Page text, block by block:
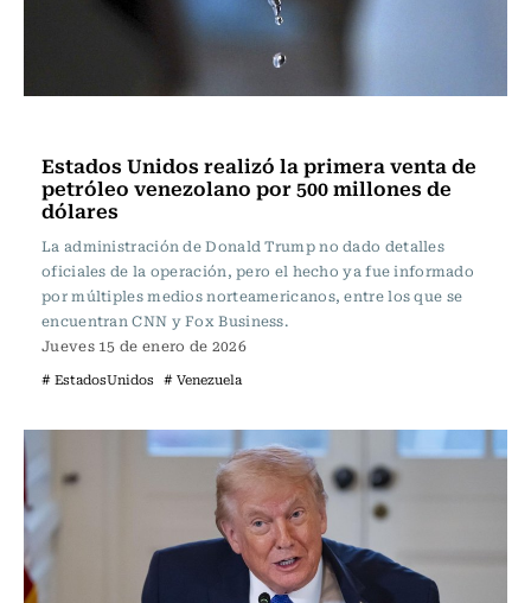
Estados Unidos realizó la primera venta de
petróleo venezolano por 500 millones de
dólares
La administración de Donald Trump no dado detalles
oficiales de la operación, pero el hecho ya fue informado
por múltiples medios norteamericanos, entre los que se
encuentran CNN y Fox Business.
Jueves 15 de enero de 2026
# EstadosUnidos # Venezuela